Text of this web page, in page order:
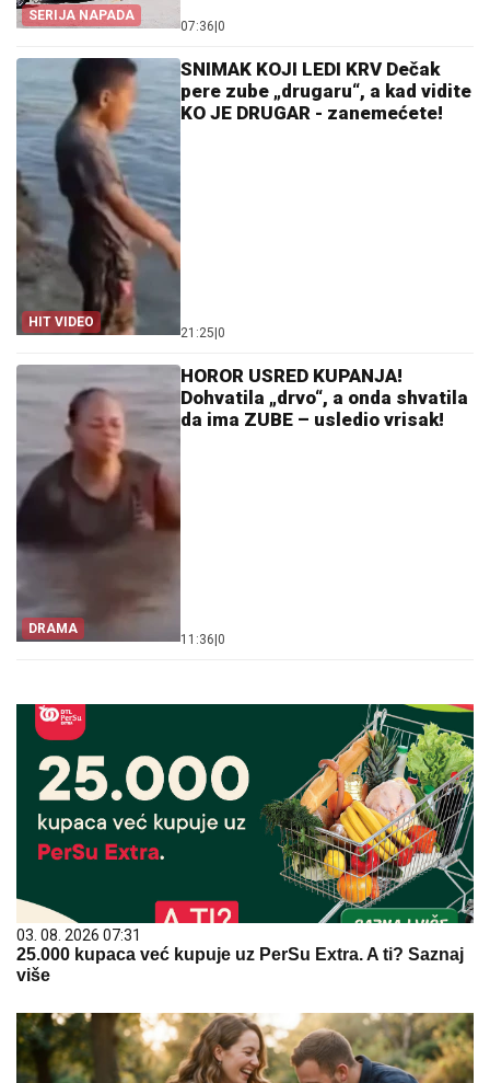
SERIJA NAPADA
07:36 0
HIT VIDEO
SNIMAK KOJI LEDI KRV Dečak
pere zube „drugaru“, a kad vidite
KO JE DRUGAR - zanemećete!
21:25 0
DRAMA
HOROR USRED KUPANJA!
Dohvatila „drvo“, a onda shvatila
da ima ZUBE – usledio vrisak!
11:36 0
03. 08. 2026 07:31
25.000 kupaca već kupuje uz PerSu Extra. A ti? Saznaj
više